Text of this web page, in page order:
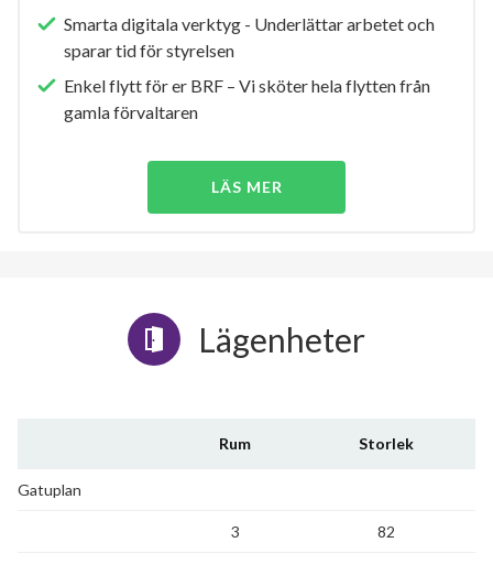
Smarta digitala verktyg - Underlättar arbetet och
sparar tid för styrelsen
Enkel flytt för er BRF – Vi sköter hela flytten från
gamla förvaltaren
LÄS MER
Lägenheter
Rum Storlek
Gatuplan
3 82